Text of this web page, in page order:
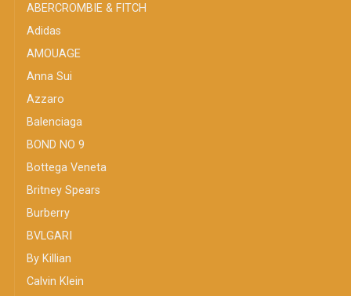
ABERCROMBIE & FITCH
Adidas
AMOUAGE
Anna Sui
Azzaro
Balenciaga
BOND NO 9
Bottega Veneta
Britney Spears
Burberry
BVLGARI
By Killian
Calvin Klein